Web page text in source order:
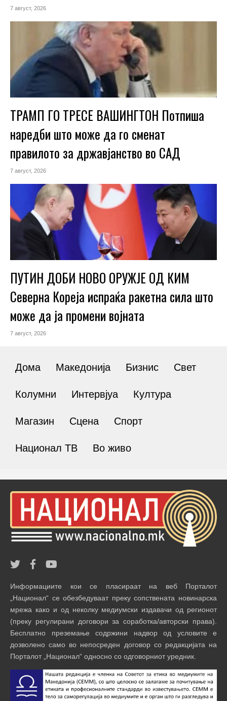
7 август, 2026
ТРАМП ГО ТРЕСЕ ВАШИНГТОН Потпиша
наредби што може да го сменат
правилото за државјанство во САД
7 август, 2026
ПУТИН ДОБИ НОВО ОРУЖЈЕ ОД КИМ
Северна Кореја испраќа ракетна сила што
може да ја промени војната
7 август, 2026
Дома Македонија Бизнис Свет
Колумни Интервјуа Култура
Магазин Сцена Спорт
Национал ТВ Во живо
Информациите кои се пласираат на веб Порталот
„Национал“ се обезбедуваат преку сопствената новинарска
мрежа како и од неколку медиумски издавачи од регионот
(преку регулирани договори за соработка/авторски права).
Бесплатно преземање содржини надвор од условите е
дозволено само во непосреден договор со редакцијата на
Порталот „Национал“ односно со одговорниот уредник.